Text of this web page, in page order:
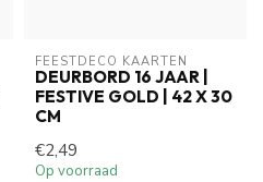
FEESTDECO KAARTEN
DEURBORD 16 JAAR |
FESTIVE GOLD | 42 X 30
CM
€2,49
Op voorraad